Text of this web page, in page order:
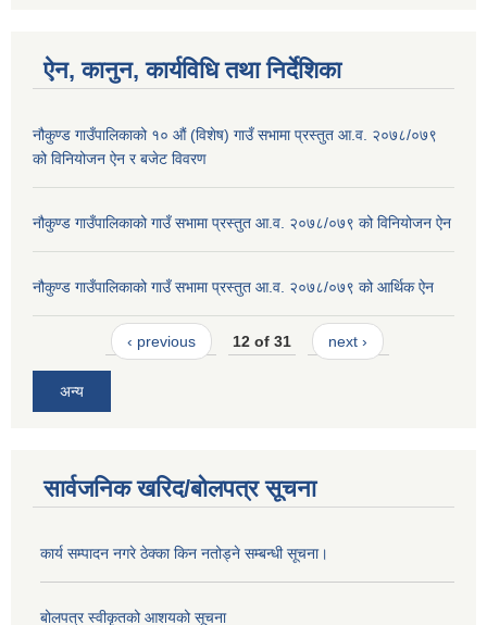
ऐन, कानुन, कार्यविधि तथा निर्देशिका
नौकुण्ड गाउँपालिकाको १० औं (विशेष) गाउँ सभामा प्रस्तुत आ.व. २०७८/०७९
को विनियोजन ऐन र बजेट विवरण
नौकुण्ड गाउँपालिकाको गाउँ सभामा प्रस्तुत आ.व. २०७८/०७९ को विनियोजन ऐन
नौकुण्ड गाउँपालिकाको गाउँ सभामा प्रस्तुत आ.व. २०७८/०७९ को आर्थिक ऐन
‹ previous 12 of 31 next ›
अन्य
सार्वजनिक खरिद/बोलपत्र सूचना
कार्य सम्पादन नगरे ठेक्का किन नतोड्ने सम्बन्धी सूचना।
बोलपत्र स्वीकृतको आशयको सूचना